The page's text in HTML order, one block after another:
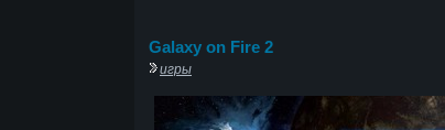
Galaxy on Fire 2
игры